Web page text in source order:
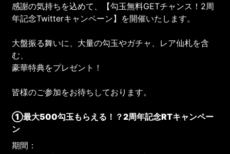
感謝の気持ちを込めて、【勾玉無料GETチャンス！2周
年記念Twitterキャンペーン】を開催いたします。
大盤振る舞いに、大量の勾玉やガチャ、レア仙札を含
む、
豪華特典をプレゼント！
皆様のご参加をお待ちしております。
①最大500勾玉もらえる！？2周年記念RTキャンペー
ン
期間：